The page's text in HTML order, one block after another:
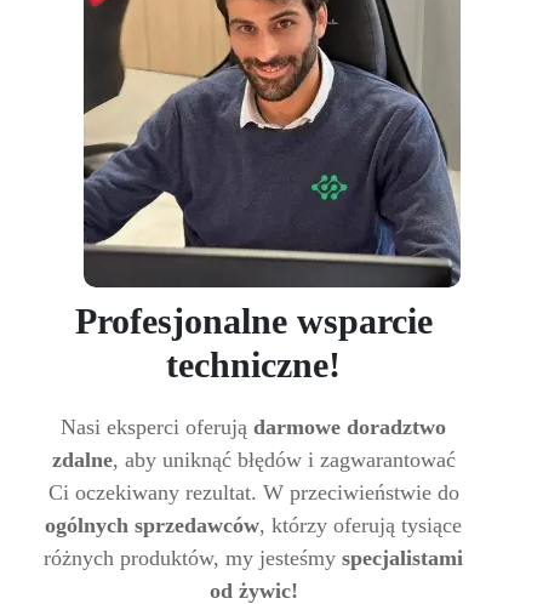
Profesjonalne wsparcie
techniczne!
Nasi eksperci oferują darmowe doradztwo
zdalne, aby uniknąć błędów i zagwarantować
Ci oczekiwany rezultat. W przeciwieństwie do
ogólnych sprzedawców, którzy oferują tysiące
różnych produktów, my jesteśmy specjalistami
od żywic!